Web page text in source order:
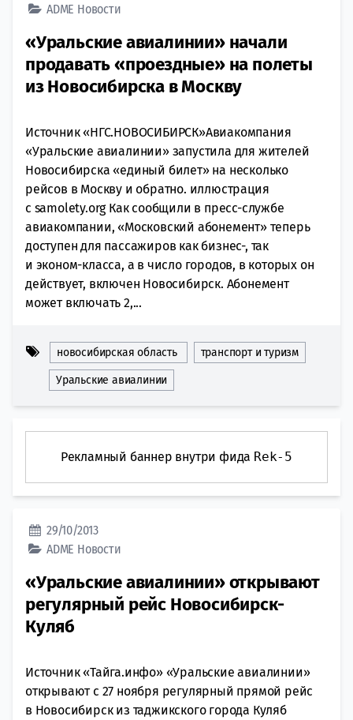
ADME Новости
«Уральские авиалинии» начали
продавать «проездные» на полеты
из Новосибирска в Москву
Источник «НГС.НОВОСИБИРСК»Авиакомпания
«Уральские авиалинии» запустила для жителей
Новосибирска «единый билет» на несколько
рейсов в Москву и обратно. иллюстрация
с samolety.org Как сообщили в пресс-службе
авиакомпании, «Московский абонемент» теперь
доступен для пассажиров как бизнес-, так
и эконом-класса, а в число городов, в которых он
действует, включен Новосибирск. Абонемент
может включать 2,...
новосибирская область транспорт и туризм
Уральские авиалинии
Рекламный баннер внутри фида Rek-5
29/10/2013
ADME Новости
«Уральские авиалинии» открывают
регулярный рейс Новосибирск-
Куляб
Источник «Тайга.инфо» «Уральские авиалинии»
открывают с 27 ноября регулярный прямой рейс
в Новосибирск из таджикского города Куляб